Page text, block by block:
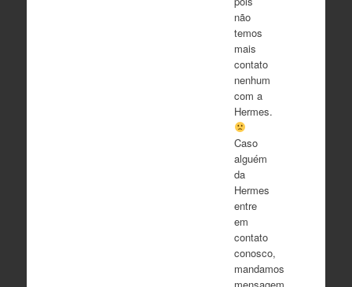
não
temos
mais
contato
nenhum
com a
Hermes.
Caso
alguém
da
Hermes
entre
em
contato
conosco,
mandamos